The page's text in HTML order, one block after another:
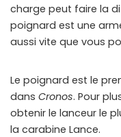
💎100% FREE to join
No subscription, no
Get exclusive codes and
🎁 Limited-time game
Temporary download
charge peut faire la
poignard est une
aussi vite que vous
Le poignard est le
dans Cronos. Pour
obtenir le lanceur le
la carabine Lance.